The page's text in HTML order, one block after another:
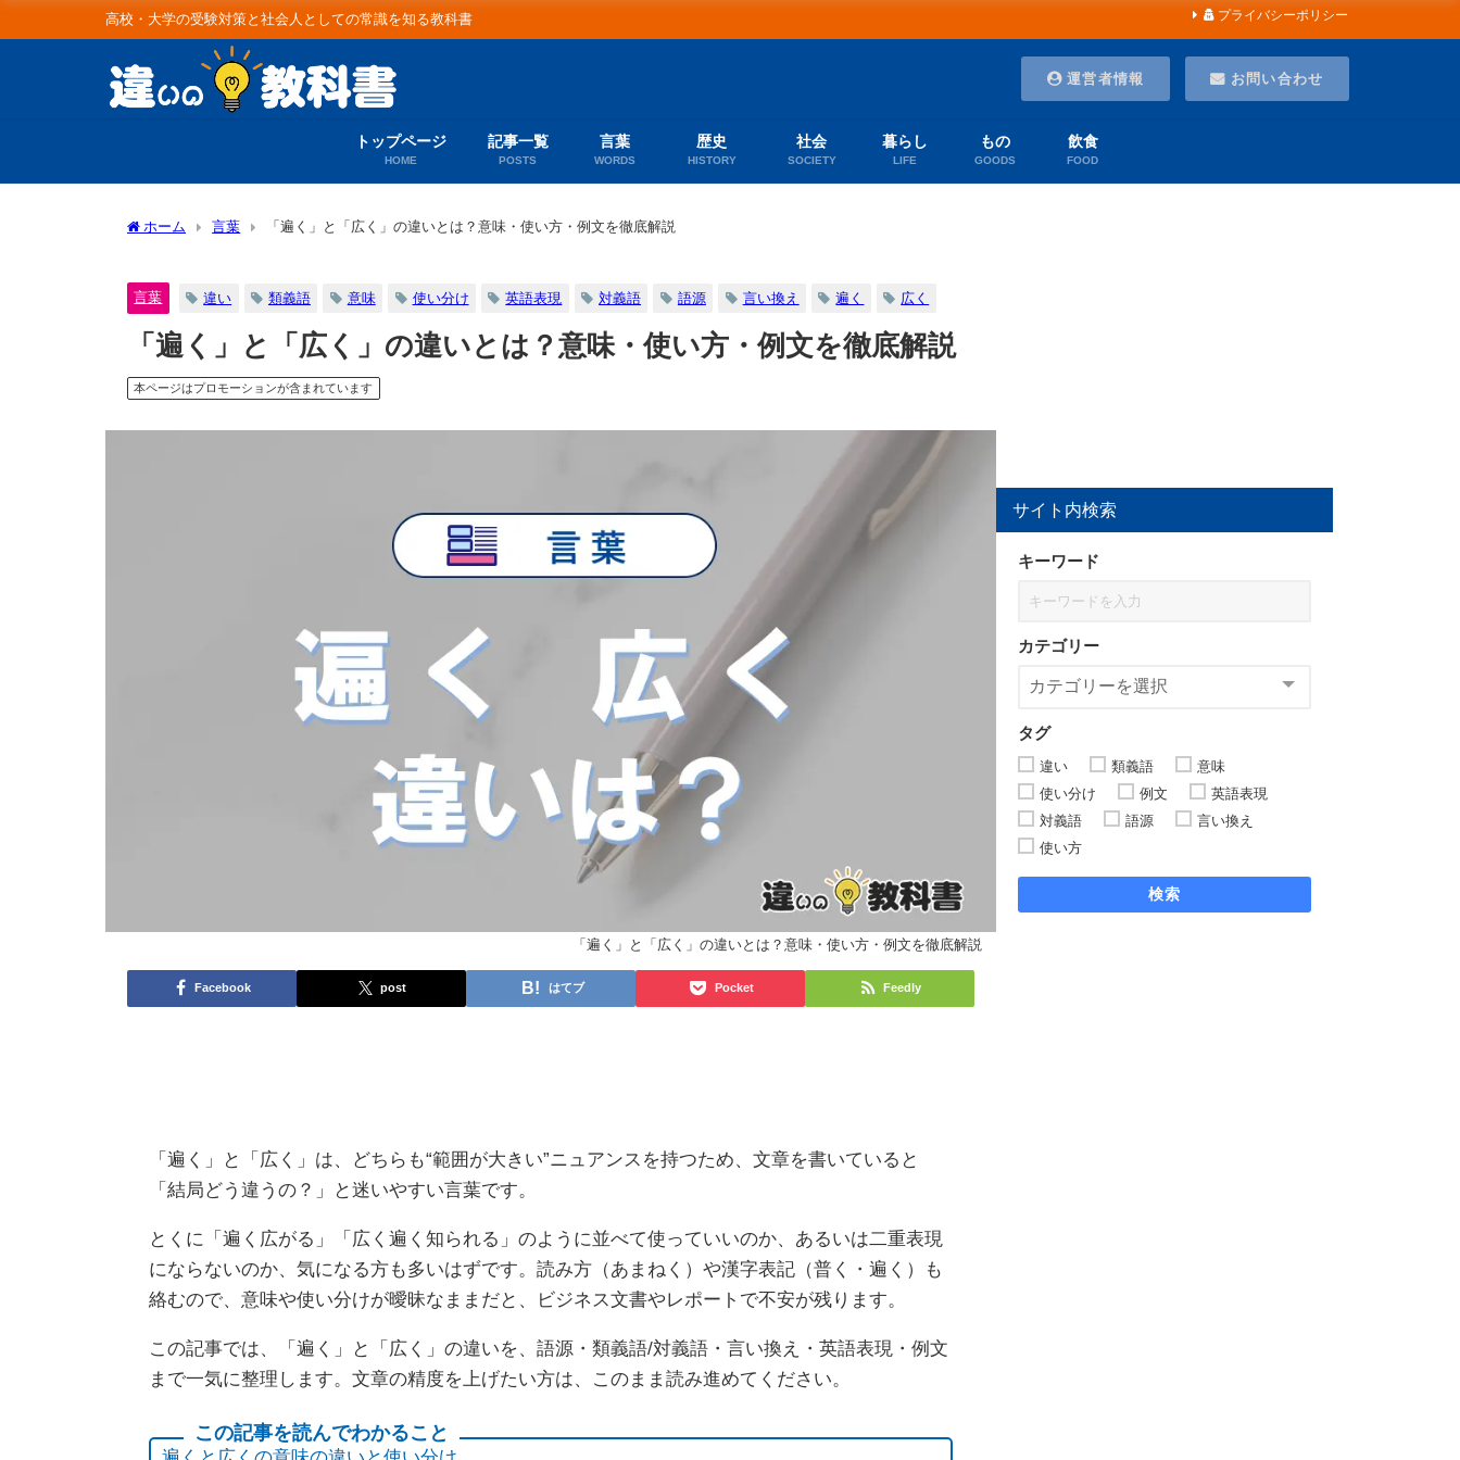
高校・大学の受験対策と社会人としての常識を知る教科書 プライバシーポリシー
運営者情報 お問い合わせ
トップページ
HOME
記事一覧
POSTS
言葉
WORDS
歴史
HISTORY
社会
SOCIETY
暮らし
LIFE
もの
GOODS
飲食
FOOD
ホーム 言葉 「遍く」と「広く」の違いとは？意味・使い方・例文を徹底解説
言葉 違い 類義語 意味 使い分け 英語表現 対義語 語源 言い換え 遍く 広く
「遍く」と「広く」の違いとは？意味・使い方・例文を徹底解説
本ページはプロモーションが含まれています
「遍く」と「広く」の違いとは？意味・使い方・例文を徹底解説
Facebook post はてブ Pocket Feedly
「遍く」と「広く」は、どちらも“範囲が大きい”ニュアンスを持つため、文章を書いていると
「結局どう違うの？」と迷いやすい言葉です。
とくに「遍く広がる」「広く遍く知られる」のように並べて使っていいのか、あるいは二重表現
にならないのか、気になる方も多いはずです。読み方（あまねく）や漢字表記（普く・遍く）も
絡むので、意味や使い分けが曖昧なままだと、ビジネス文書やレポートで不安が残ります。
この記事では、「遍く」と「広く」の違いを、語源・類義語/対義語・言い換え・英語表現・例文
まで一気に整理します。文章の精度を上げたい方は、このまま読み進めてください。
遍くと広くの意味の違いと使い分け
サイト内検索
キーワード
カテゴリー
タグ
違い 類義語
意味
使い分け
例文
英語表現
対義語
語源
言い換え
使い方
検索